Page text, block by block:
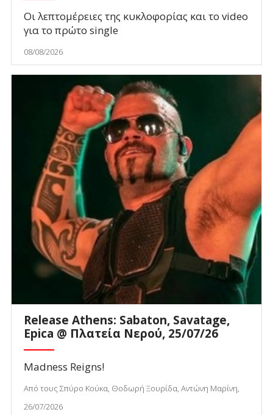
Οι λεπτομέρειες της κυκλοφορίας και το video
για το πρώτο single
08/08/2026
Release Athens: Sabaton, Savatage,
Epica @ Πλατεία Νερού, 25/07/26
Madness Reigns!
Από τους Σπύρο Κούκα, Θοδωρή Ξουρίδα, Αντώνη Μαρίνη,
26/07/2026